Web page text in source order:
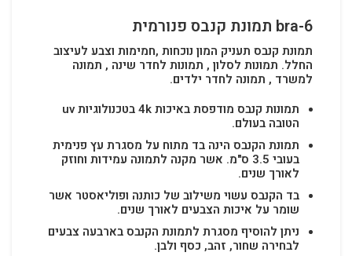
bra-6 תמונת קנבס פנורמית
תמונת קנבס תעניק המון נוכחות ,חמימות וצבע לעיצוב
החלל. תמונות לסלון , תמונות לחדר שינה , תמונה
למשרד , תמונה לחדר ילדים.
תמונות קנבס מודפסת באיכות 4k בטכנולוגיות uv
הטובה בעולם.
תמונת הקנבס הינה בד מתוח על מסגרת עץ פנימית
בעובי 3.5 ס"מ. אשר מקנה לתמונה עמידות וחוזק
לאורך שנים.
בד הקנבס עשוי משילוב של כותנה ופוליאסטר אשר
שומר על איכות הצבעים לאורך שנים.
ניתן להוסיף מסגרת לתמונת הקנבס בארבעה צבעים
לבחירה שחור, זהב, כסף ולבן.